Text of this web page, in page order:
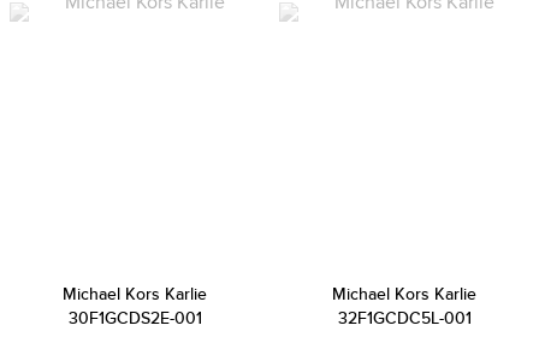
Michael Kors Karlie
30F1GCDS2E-001
Michael Kors Karlie
32F1GCDC5L-001